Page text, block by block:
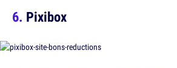
Pixibox